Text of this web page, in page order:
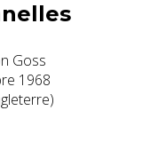
Goss
1968